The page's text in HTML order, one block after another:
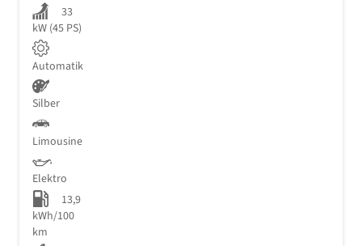
33
kW (45 PS)
Automatik
Silber
Limousine
Elektro
13,9
kWh/100
km